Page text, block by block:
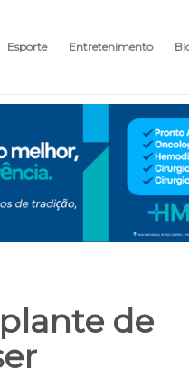
Esporte Entretenimento
de